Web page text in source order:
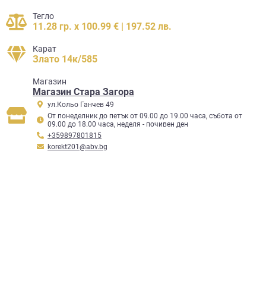
Тегло
11.28 гр. x 100.99 € | 197.52 лв.
Карат
Злато 14к/585
Mагазин
Магазин Стара Загора
ул.Кольо Ганчев 49
От понеделник до петък от 09.00 до 19.00 часа, събота от
09.00 до 18.00 часа, неделя - почивен ден
+359897801815
korekt201@abv.bg